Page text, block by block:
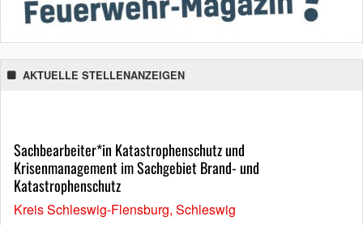
AKTUELLE STELLENANZEIGEN
Sachbearbeiter*in Katastrophenschutz und
Krisenmanagement im Sachgebiet Brand- und
Katastrophenschutz
Kreis Schleswig-Flensburg, Schleswig